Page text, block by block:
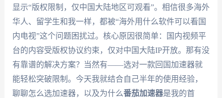
显示“版权限制，仅中国大陆地区可观看”。相信很多海外
华人、留学生和我一样，都被“海外用什么软件可以看国
内电视”这个问题困扰过。核心原因很简单：国内视频平
台的内容受版权协议约束，仅对中国大陆IP开放。那有没
有靠谱的解决方案？当然有——选对一款回国加速器就
能轻松突破限制。今天我就结合自己半年的使用经验，
聊聊怎么选加速器，以及为什么番茄加速器是我的首